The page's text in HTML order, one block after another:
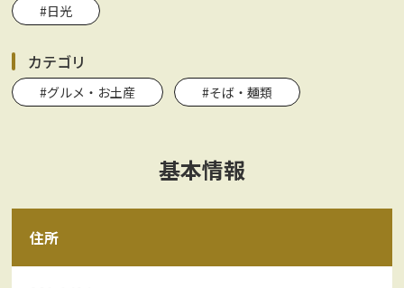
#日光
カテゴリ
#グルメ・お土産 #そば・麺類
基本情報
住所